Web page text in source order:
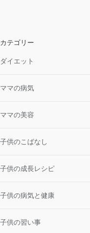
カテゴリー
ダイエット
ママの病気
ママの美容
子供のこばなし
子供の成長レシピ
子供の病気と健康
子供の習い事